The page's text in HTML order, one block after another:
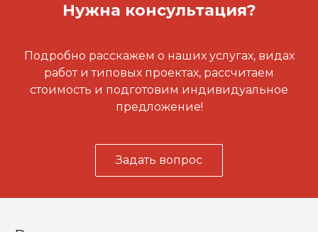
Нужна консультация?
Подробно расскажем о наших услугах, видах
работ и типовых проектах, рассчитаем
стоимость и подготовим индивидуальное
предложение!
Задать вопрос